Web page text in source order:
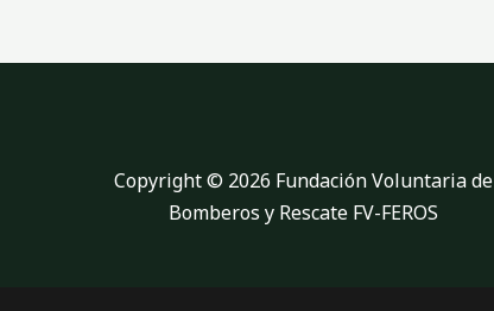
Copyright © 2026 Fundación Voluntaria de
Bomberos y Rescate FV-FEROS